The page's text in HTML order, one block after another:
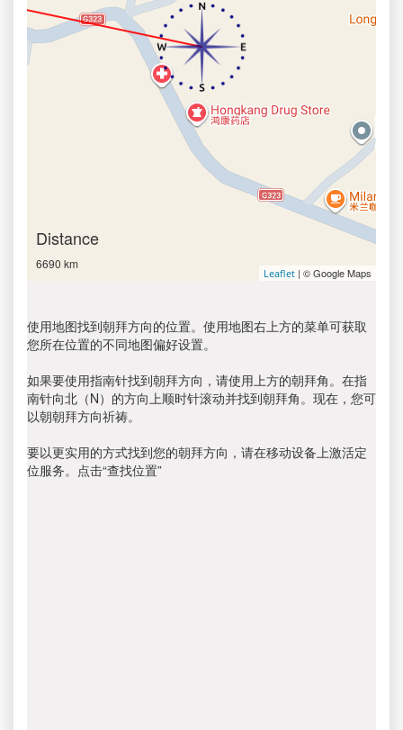
Distance
6690 km
Leaflet | © Google Maps
使用地图找到朝拜方向的位置。使用地图右上方的菜单可获取
您所在位置的不同地图偏好设置。
如果要使用指南针找到朝拜方向，请使用上方的朝拜角。在指
南针向北（N）的方向上顺时针滚动并找到朝拜角。现在，您可
以朝朝拜方向祈祷。
要以更实用的方式找到您的朝拜方向，请在移动设备上激活定
位服务。点击“查找位置”